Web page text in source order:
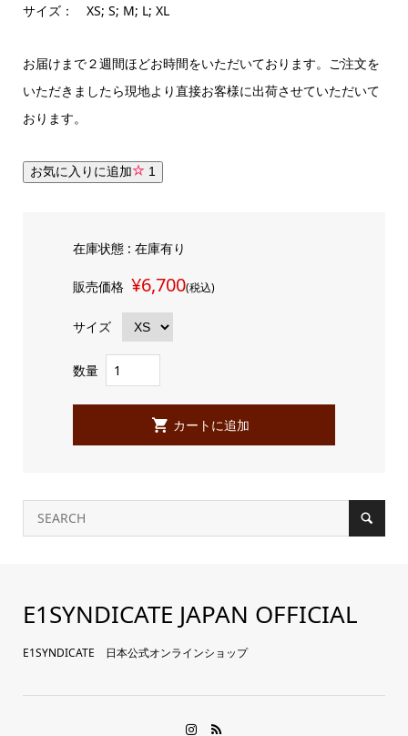
サイズ： XS; S; M; L; XL
お届けまで２週間ほどお時間をいただいております。ご注文を
いただきましたら現地より直接お客様に出荷させていただいて
おります。
お気に入りに追加 1
在庫状態 : 在庫有り
販売価格 ¥6,700(税込)
サイズ
数量
E1SYNDICATE JAPAN OFFICIAL
E1SYNDICATE 日本公式オンラインショップ